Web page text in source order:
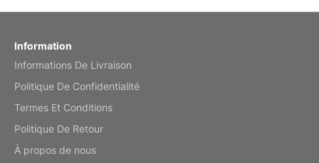
by charles
Reviewed
Information
Informations De Livraison
Politique De Confidentialité
Termes Et Conditions
Politique De Retour
À propos de nous